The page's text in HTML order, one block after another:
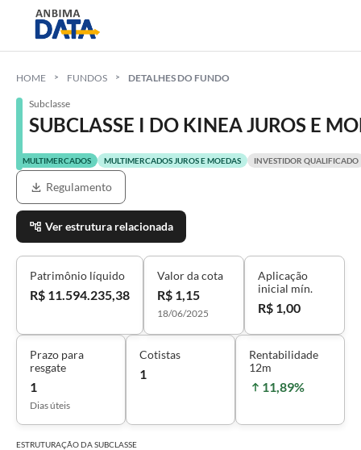
HOME FUNDOS DETALHES DO FUNDO
Subclasse
SUBCLASSE I DO KINEA JUROS E
MULTIMERCADOS MULTIMERCADOS JUROS E MOEDAS INVESTIDOR QUALIFICADO
Regulamento
Ver estrutura relacionada
Patrimônio líquido
R$ 11.594.235,38
Valor da cota
R$ 1,15
18/06/2025
Aplicação
inicial mín.
R$ 1,00
Prazo para
resgate
1
Dias úteis
Cotistas
1
Rentabilidade
12m
11,89%
ESTRUTURAÇÃO DASUBCLASSE